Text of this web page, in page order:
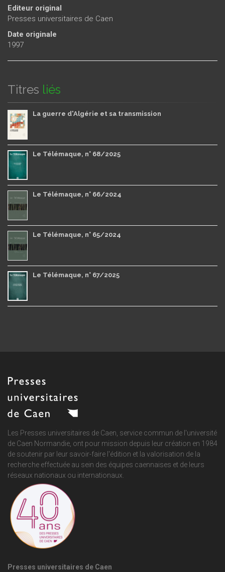
Editeur original
Presses universitaires de Caen
Date originale
1997
Titres liés
La guerre d'Algérie et sa transmission
Le Télémaque, n° 68/2025
Le Télémaque, n° 66/2024
Le Télémaque, n° 65/2024
Le Télémaque, n° 67/2025
Les Presses universitaires de Caen, service commun de l'université
de Caen Normandie, ont pour mission depuis leur création en 1984
de soutenir par leur savoir-faire l'édition et la valorisation de la
recherche effectuée au sein des équipes caennaises et de leurs
réseaux nationaux ou internationaux.
Presses universitaires de Caen